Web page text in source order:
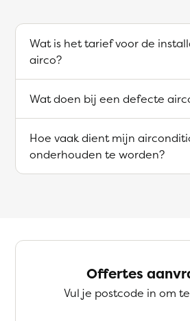
Wat is het tarief voor de
airco?
Wat doen bij een defecte
Hoe vaak dient mijn
onderhouden te worden?
Offertes
Vul je postcode in om